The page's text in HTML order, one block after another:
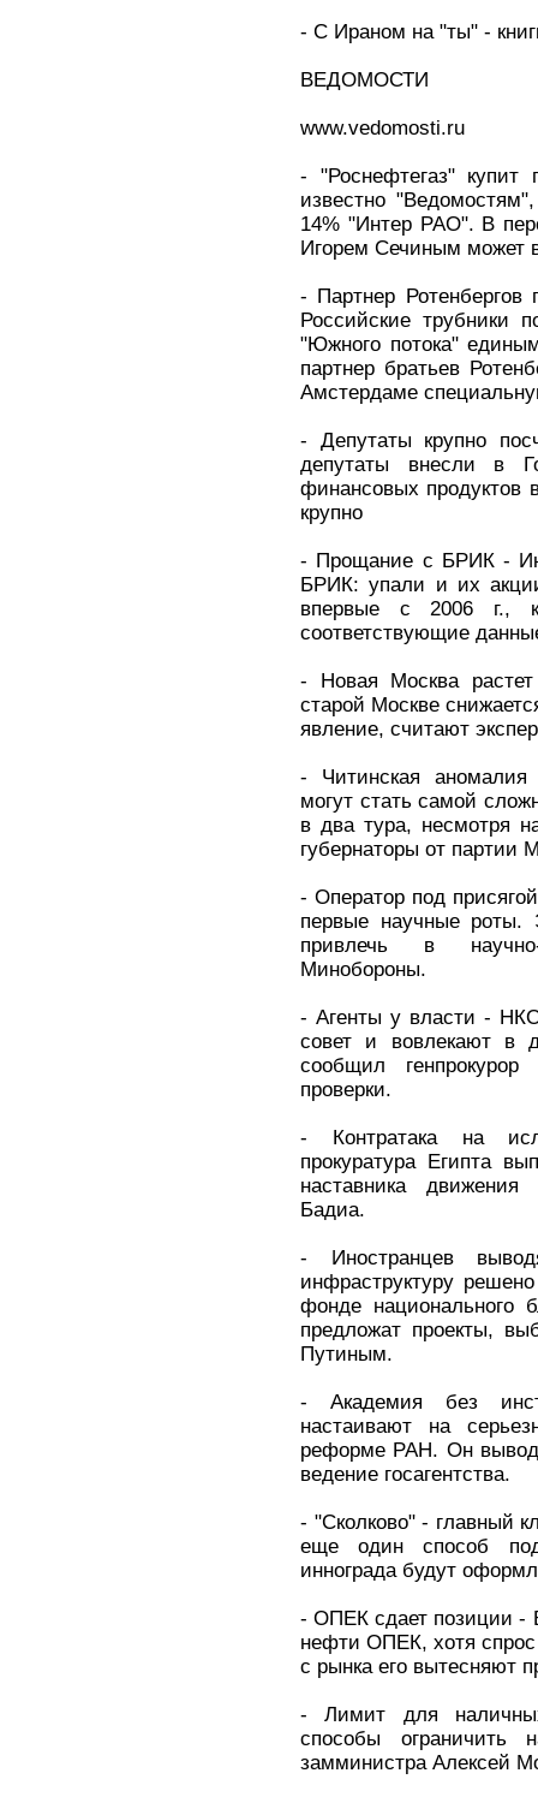
- С Ираном на "ты" -
ВЕДОМОСТИ
www.vedomosti.ru
- "Роснефтегаз" купит
известно
14% "Интер РАО". В
Игорем Сечиным может
- Партнер
Российские трубники
"Южного потока"
партнер братьев
Амстердаме
- Депутаты крупно
депутаты внесли в
финансовых продуктов
крупно
- Прощание с БРИК -
БРИК: упали и их
впервые с 2006 г.,
соответствующие
- Новая Москва
старой Москве
явление, считают
- Читинская
могут стать самой
в два тура, несмотря
губернаторы от партии
- Оператор под
первые научные роты.
привлечь в научно-
Минобороны.
- Агенты у власти -
совет и вовлекают в
сообщил
проверки.
- Контратака на
прокуратура Египта
наставника
Бадиа.
- Иностранцев
инфраструктуру
фонде национального
предложат проекты,
Путиным.
- Академия без
настаивают на
реформе РАН. Он
ведение госагентства.
- "Сколково" - главный
еще один способ
иннограда будут
- ОПЕК сдает позиции -
нефти ОПЕК, хотя спрос
с рынка его вытесняют
- Лимит для
способы ограничить
замминистра Алексей